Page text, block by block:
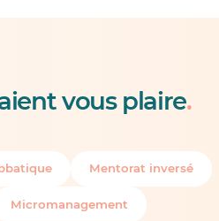
vous plaire.
Mentorat inversé
Micromanagement